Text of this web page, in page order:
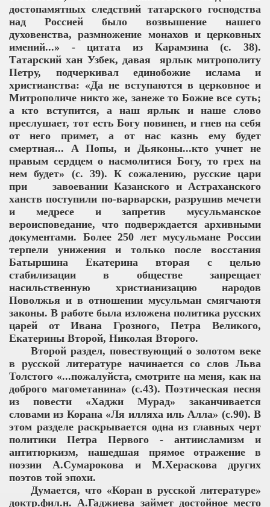
достопамятных следствий татарского господства
над Россией было возвышение нашего
духовенства, размножение монахов и церковных
имений...» - цитата из Карамзина (с. 38).
Татарский хан Узбек, давая ярлык митрополиту
Петру, подчеркивал единобожие ислама и
христианства: «Да не вступаются в церковное и
Митрополиче никто же, занеже то Божие все суть;
а кто вступится, а наш ярлык и наше слово
преслушает, тот есть Богу повинен, и гнев на себя
от него примет, а от нас казнь ему будет
смертная... А Попы, и Дьяконы...кто учнет не
правым сердцем о насмолитися Богу, то грех на
нем будет» (с. 39). К сожалению, русские цари
при завоевании Казанского и Астраханского
ханств поступили по-варварски, разрушив мечети
и медресе и запретив мусульманское
вероисповедание, что подверждается архивными
документами. Более 250 лет мусульмане России
терпели унижения и только после восстания
Батыршина Екатерина вторая с целью
стабилизации в обществе запрещает
насильственную христианизацию народов
Поволжья и в отношении мусульман смягчаютя
законы. В работе была изложена политика русских
царей от Ивана Грозного, Петра Великого,
Екатерины Второй, Николая Второго.
Второй раздел, повествующий о золотом веке
в русской литературе начинается со слов Льва
Толстого «...пожалуйста, смотрите на меня, как на
доброго магометанина» (с.43). Поэтическая песня
из повести «Хаджи Мурад» заканчивается
словами из Корана «Ля илляха иль Алла» (с.90). В
этом разделе раскрывается одна из главных черт
политики Петра Первого - антиисламизм и
антитюркизм, нашедшая прямое отражение в
поэзии А.Сумарокова и М.Хераскова других
поэтов той эпохи.
Думается, что «Коран в русской литературе»
доктр.фил.н. А.Гаджиева займет достойное место
in der russischen Literatur“